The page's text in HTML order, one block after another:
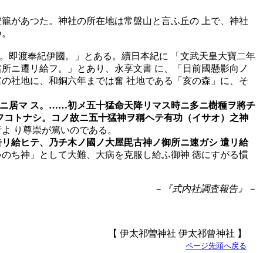
があつた。神社の所在地は常盤山と言ふ丘の 上で、神社
即渡奉紀伊國。」とある。續日本紀に 「文武天皇大寶二年
ニ遷リ給フ。」とあり、永享文書 に、「日前國懸影向ノ
社地に、和銅六年までは奮 社地である「亥の森」に、そ
居マ ス。……初メ五十猛命天降リマス時ニ多ニ樹種ヲ將チ
トナシ。コノ故ニ五十猛神ヲ稱ヘテ有功（イサオ）之神
り尊崇が篤いのである。
給ヒテ、乃チ木ノ國ノ大屋毘古神ノ御所ニ速ガシ 遣リ給
ち神」として大難、大病を克服し給ふ御神 徳にすがる慣
－『式内社調査報告』－
【 伊太祁曽神社 伊太祁曾神社 】
ページ先頭へ戻る